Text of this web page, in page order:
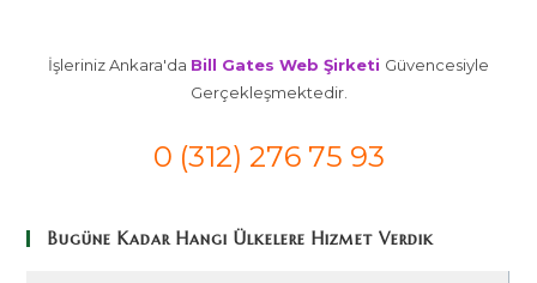
İşleriniz Ankara'da Bill Gates Web Şirketi Güvencesiyle
Gerçekleşmektedir.
0 (312) 276 75 93
Bugüne Kadar Hangi Ülkelere Hizmet Verdik